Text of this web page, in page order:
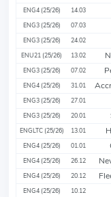
ENG4 (25/26) 14.03
ENG3 (25/26) 07.03
ENG3 (25/26) 24.02
ENU21 (25/26) 13.02
ENG3 (25/26) 07.02
ENG4 (25/26) 31.01
ENG3 (25/26) 27.01
ENG3 (25/26) 20.01
ENGLTC (25/26) 13.01
ENG4 (25/26) 01.01
ENG4 (25/26) 26.12
ENG4 (25/26) 20.12
ENG4 (25/26) 10.12